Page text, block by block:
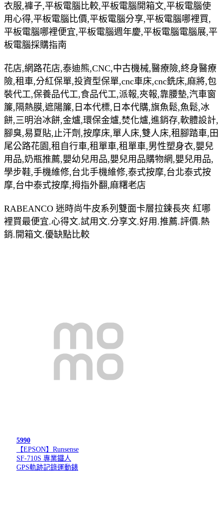
衣服,褲子,平板電腦比較,平板電腦開箱文,平板電腦使
用心得,平板電腦比價,平板電腦分享,平板電腦哪裡買,
平板電腦哪裡便宜,平板電腦週年慶,平板電腦電腦展,平
板電腦採購指南
花店,網路花店,泰迪熊,CNC,中古機械,醫療險,終身醫療
險,租車,分紅保單,投資型保單,cnc車床,cnc銑床,麻將,包
裝代工,保養品代工,食品代工,派報,夾報,靠腰墊,汽車窗
簾,隔熱膜,遮陽簾,日本代標,日本代購,旗魚鬆,魚鬆,冰
餅,三明治冰餅,金爐,環保金爐,焚化爐,進銷存,軟體設計,
腳臭,易夏貼,止汗劑,按摩床,單人床,雙人床,租腳踏車,田
尾公路花園,租自行車,租單車,租單車,男性塑身衣,嬰兒
用品,奶瓶推薦,嬰幼兒用品,嬰兒用品購物網,嬰兒用品,
學步鞋,手機維修,台北手機維修,泰式按摩,台北泰式按
摩,台中泰式按摩,拇指外翻,麻糬老店
RABEANCO 迷時尚牛皮系列雙面卡層拉鍊長夾 紅哪
裡買最便宜.心得文.試用文.分享文.好用.推薦.評價.熱
銷.開箱文.優缺點比較
5990
【EPSON】Runsense
SF-710S 專業鐵人
GPS軌跡記錄運動錶